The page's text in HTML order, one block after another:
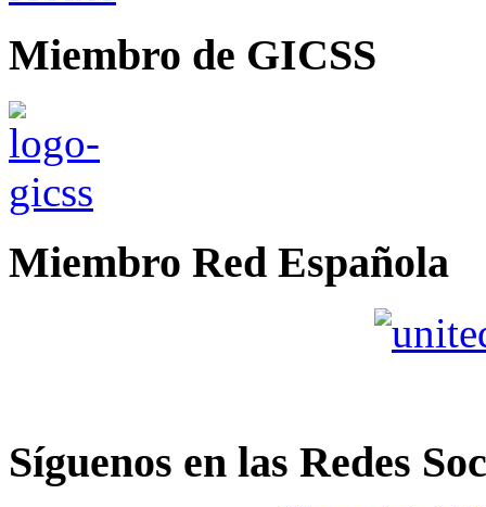
Miembro de GICSS
Miembro Red Española
Síguenos en las Redes